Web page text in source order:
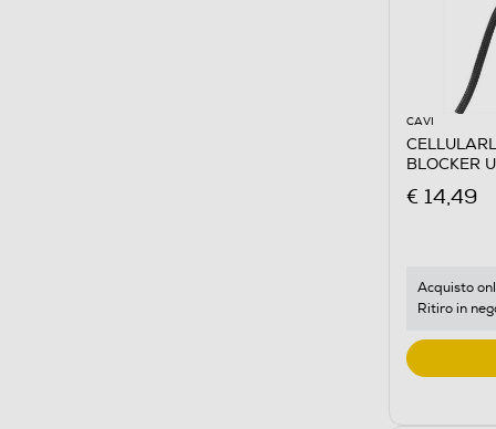
CAVI
BLOCKER
€ 14,49
Acquisto
Ritiro in